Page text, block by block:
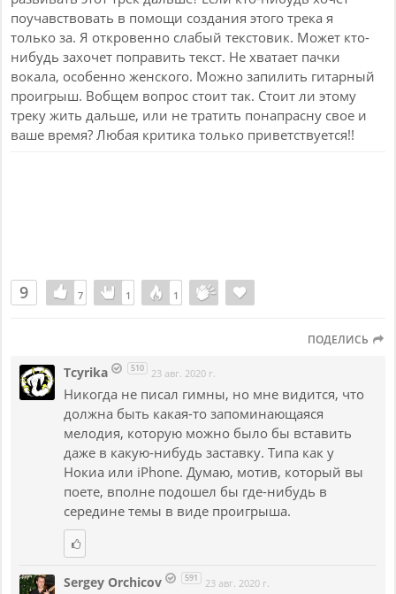
поучавствовать в помощи создания этого трека я
только за. Я откровенно слабый текстовик. Может кто-
нибудь захочет поправить текст. Не хватает пачки
вокала, особенно женского. Можно запилить гитарный
проигрыш. Вобщем вопрос стоит так. Стоит ли этому
треку жить дальше, или не тратить понапрасну свое и
ваше время? Любая критика только приветствуется!!
9 7
7 11 11
ПОДЕЛИСЬ
Tcyrika 510 23 авг. 2020 г.
Никогда не писал гимны, но мне видится, что
должна быть какая-то запоминающаяся
мелодия, которую можно было бы вставить
даже в какую-нибудь заставку. Типа как у
Нокиа или iPhone. Думаю, мотив, который вы
поете, вполне подошел бы где-нибудь в
середине темы в виде проигрыша.
Sergey Orchicov 591 23 авг. 2020 г.